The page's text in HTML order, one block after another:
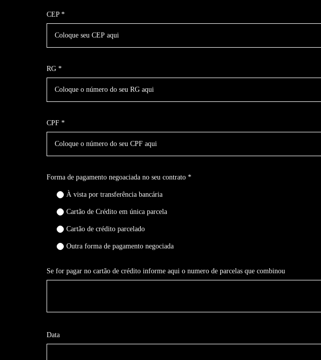
CEP *
RG *
CPF *
Forma de pagamento negoaciada no seu contrato *
À vista por transferência bancária
Cartão de Crédito em única parcela
Cartão de crédito parcelado
Outra forma de pagamento negociada
Se for pagar no cartão de crédito informe aqui o numero de parcelas que combinou
Data